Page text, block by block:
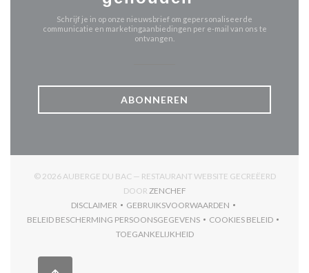
Schrijf je in op onze nieuwsbrief om gepersonaliseerde
communicatie en marketingaanbiedingen per e-mail van ons te
ontvangen.
ABONNEREN
© 2026 AUBERGE DU BAC — RESTAURANT WEBSITE GECREËERD
DOOR ZENCHEF((OPENT IN EEN NIEUW
DISCLAIMER
((OPENT IN EEN NIEUW VENSTER))
GEBRUIKSVOORWAARDEN
((OPENT IN EEN NIEUW
BELEID BESCHERMING PERSOONSGEGEVENS
((OPENT IN EEN NIEUW VENSTER))
COOKIES BELEID
((OPENT IN EEN
TOEGANKELIJKHEID
((OPENT IN EEN NIEUW VENSTER))